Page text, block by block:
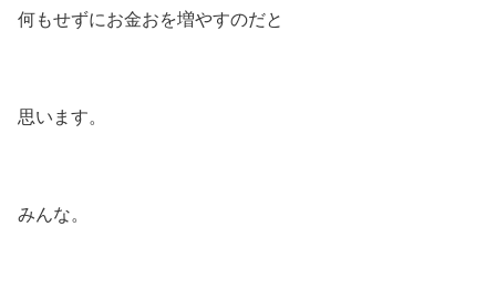
何もせずにお金おを増やすのだと
思います。
みんな。